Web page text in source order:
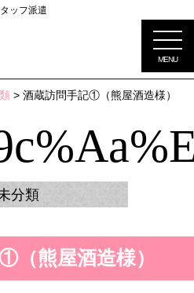
ッフ派遣
MENU
> 酒蔵訪問手記①（熊屋酒造様）
分類
（熊屋酒造様）